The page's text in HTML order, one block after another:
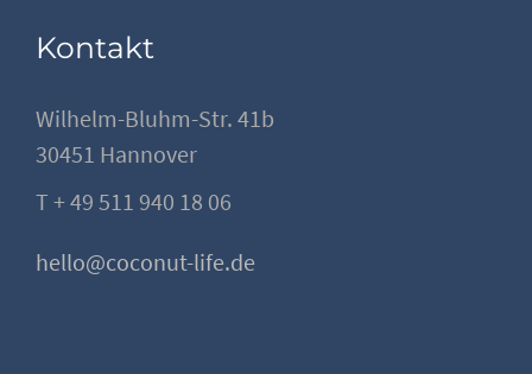
Kontakt
Wilhelm-Bluhm-Str. 41b
30451 Hannover
T + 49 511 940 18 06
hello@coconut-life.de